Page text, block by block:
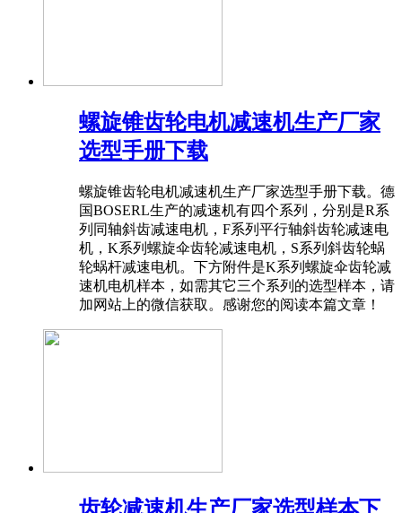
螺旋锥齿轮电机减速机生产厂家
选型手册下载
螺旋锥齿轮电机减速机生产厂家选型手册下载。德
国BOSERL生产的减速机有四个系列，分别是R系
列同轴斜齿减速电机，F系列平行轴斜齿轮减速电
机，K系列螺旋伞齿轮减速电机，S系列斜齿轮蜗
轮蜗杆减速电机。下方附件是K系列螺旋伞齿轮减
速机电机样本，如需其它三个系列的选型样本，请
加网站上的微信获取。感谢您的阅读本篇文章！